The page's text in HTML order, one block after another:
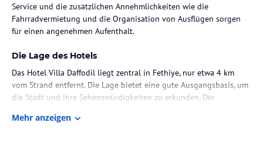
Service und die zusätzlichen Annehmlichkeiten wie die
Fahrradvermietung und die Organisation von Ausflügen sorgen
für einen angenehmen Aufenthalt.
Die Lage des Hotels
Das Hotel Villa Daffodil liegt zentral in Fethiye, nur etwa 4 km
vom Strand entfernt. Die Lage bietet eine gute Ausgangsbasis, um
die Stadt und ihre Sehenswürdigkeiten zu erkunden. Der
Çakmak erreichen Sie nach nur 300 m.
Mehr anzeigen